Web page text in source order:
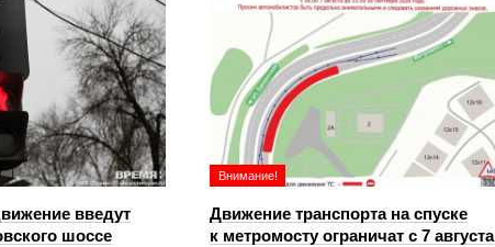
введут
шоссе
Внимание!
Движение транспорта на спуске
к метромосту ограничат с 7 августа